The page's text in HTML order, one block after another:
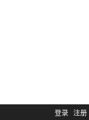
登录 注册